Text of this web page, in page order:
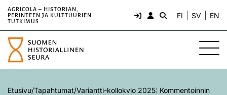
AGRICOLA – HISTORIAN,
PERINTEEN JA KULTTUURIEN
TUTKIMUS
FI SV EN
Etusivu/Tapahtumat/Variantti-kollokvio 2025: Kommentoinnin